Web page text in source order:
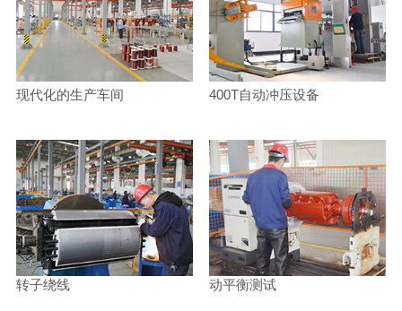
现代化的生产车间 400T自动冲压设备
转子绕线 动平衡测试